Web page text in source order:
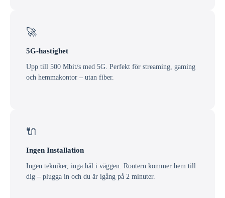
🚀
5G-hastighet
Upp till 500 Mbit/s med 5G. Perfekt för streaming, gaming
och hemmakontor – utan fiber.
🔌
Ingen Installation
Ingen tekniker, inga hål i väggen. Routern kommer hem till
dig – plugga in och du är igång på 2 minuter.